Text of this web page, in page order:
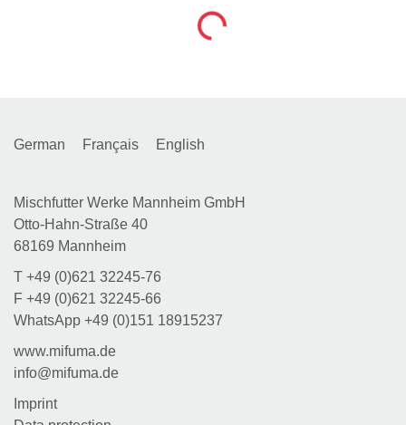
Loading...
German Français English
Mischfutter Werke Mannheim GmbH
Otto-Hahn-Straße 40
68169 Mannheim
T +49 (0)621 32245-76
F +49 (0)621 32245-66
WhatsApp +49 (0)151 18915237
www.mifuma.de
info@mifuma.de
Imprint